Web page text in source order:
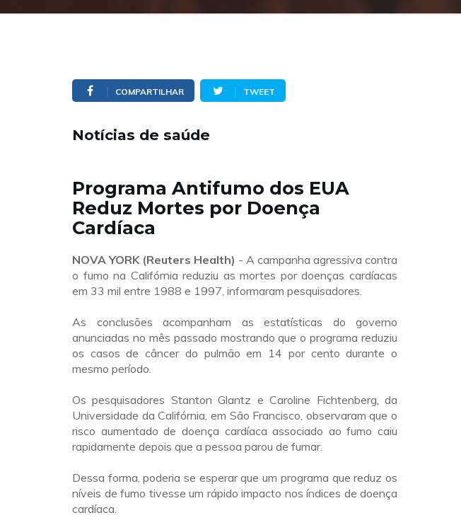
COMPARTILHAR TWEET
Notícias de saúde
Programa Antifumo dos EUA
Reduz Mortes por Doença
Cardíaca
NOVA YORK (Reuters Health) - A campanha agressiva contra
o fumo na Califórnia reduziu as mortes por doenças cardíacas
em 33 mil entre 1988 e 1997, informaram pesquisadores.
As conclusões acompanham as estatísticas do governo
anunciadas no mês passado mostrando que o programa reduziu
os casos de câncer do pulmão em 14 por cento durante o
mesmo período.
Os pesquisadores Stanton Glantz e Caroline Fichtenberg, da
Universidade da Califórnia, em São Francisco, observaram que o
risco aumentado de doença cardíaca associado ao fumo caiu
rapidamente depois que a pessoa parou de fumar.
Dessa forma, poderia se esperar que um programa que reduz os
níveis de fumo tivesse um rápido impacto nos índices de doença
cardíaca.